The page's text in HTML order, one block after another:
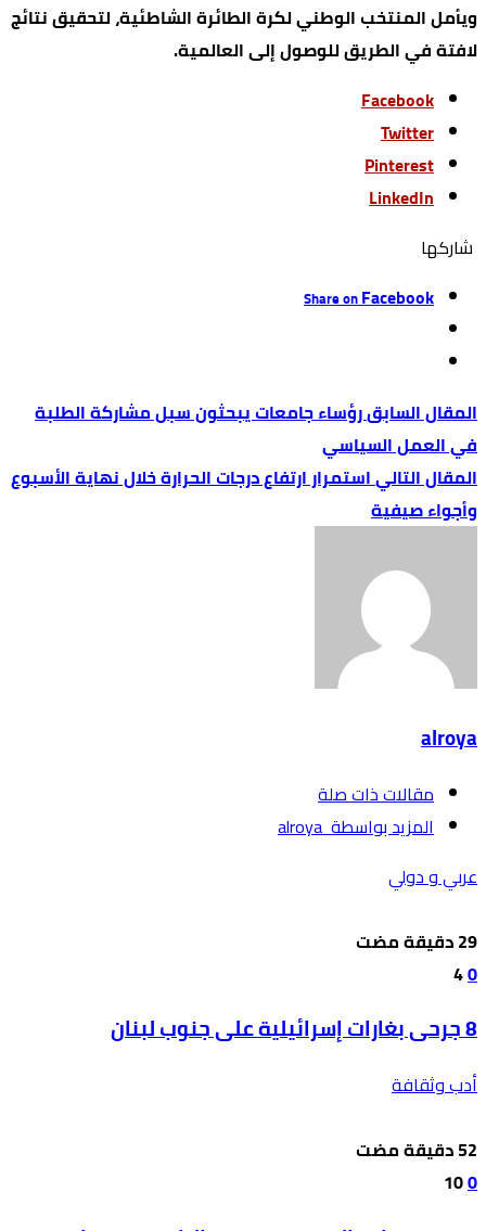
ويأمل المنتخب الوطني لكرة الطائرة الشاطئية، لتحقيق نتائج
لافتة في الطريق للوصول إلى العالمية.
Facebook
Twitter
Pinterest
LinkedIn
‫‫ شاركها‬
Share onFacebook
رؤساء جامعات يبحثون سبل مشاركة الطلبة
في العمل السياسي
استمرار ارتفاع درجات الحرارة خلال نهاية الأسبوع
وأجواء صيفية
alroya
‫مقالات ذات صلة‬
‫‫المزيد بواسطة‬ ‬ alroya
عربي و دولي
0
4
8 جرحى بغارات إسرائيلية على جنوب لبنان
أدب وثقافة
0
10